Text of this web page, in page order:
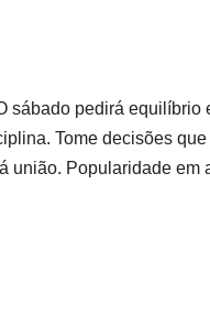
sábado pedirá equilíbrio
Tome decisões
união. Popularidade em